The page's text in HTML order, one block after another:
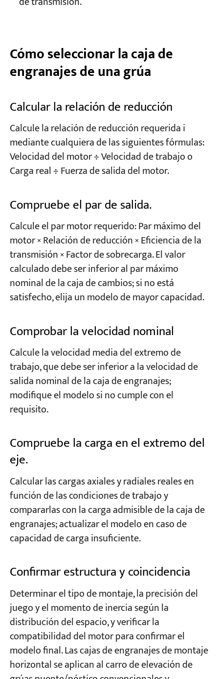
Cómo seleccionar la caja de
engranajes de una grúa
Calcular la relación de reducción
Calcule la relación de reducción requerida i
mediante cualquiera de las siguientes fórmulas:
Velocidad del motor ÷ Velocidad de trabajo o
Carga real ÷ Fuerza de salida del motor.
Compruebe el par de salida.
Calcule el par motor requerido: Par máximo del
motor × Relación de reducción × Eficiencia de la
transmisión × Factor de sobrecarga. El valor
calculado debe ser inferior al par máximo
nominal de la caja de cambios; si no está
satisfecho, elija un modelo de mayor capacidad.
Comprobar la velocidad nominal
Calcule la velocidad media del extremo de
trabajo, que debe ser inferior a la velocidad de
salida nominal de la caja de engranajes;
modifique el modelo si no cumple con el
requisito.
Compruebe la carga en el extremo del
eje.
Calcular las cargas axiales y radiales reales en
función de las condiciones de trabajo y
compararlas con la carga admisible de la caja de
engranajes; actualizar el modelo en caso de
capacidad de carga insuficiente.
Confirmar estructura y coincidencia
Determinar el tipo de montaje, la precisión del
juego y el momento de inercia según la
distribución del espacio, y verificar la
compatibilidad del motor para confirmar el
modelo final. Las cajas de engranajes de montaje
horizontal se aplican al carro de elevación de